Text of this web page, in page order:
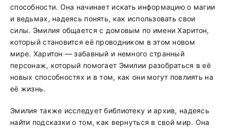
способности. Она начинает искать информацию о магии
и ведьмах, надеясь понять, как использовать свои
силы. Эмилия общается с домовым по имени Харитон,
который становится её проводником в этом новом
мире. Харитон — забавный и немного странный
персонаж, который помогает Эмилии разобраться в её
новых способностях и в том, как они могут повлиять на
её жизнь.
Эмилия также исследует библиотеку и архив, надеясь
найти подсказки о том, как вернуться в свой мир. Она